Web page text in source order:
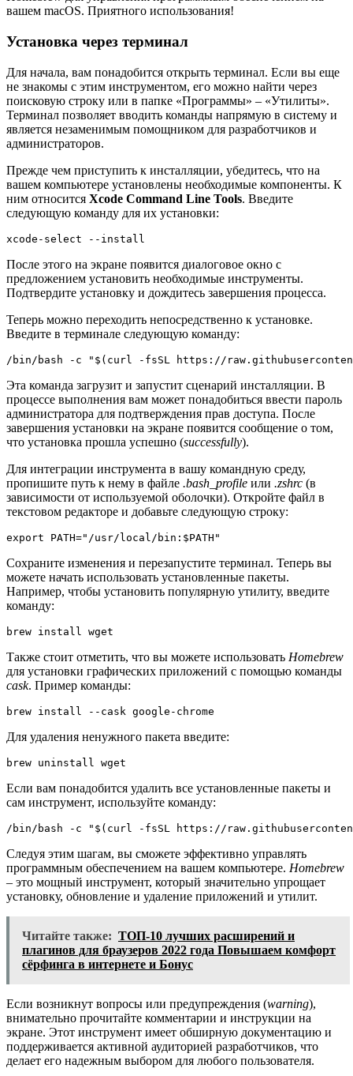
вашем macOS. Приятного использования!
Установка через терминал
Для начала, вам понадобится открыть терминал. Если вы еще
не знакомы с этим инструментом, его можно найти через
поисковую строку или в папке «Программы» – «Утилиты».
Терминал позволяет вводить команды напрямую в систему и
является незаменимым помощником для разработчиков и
администраторов.
Прежде чем приступить к инсталляции, убедитесь, что на
вашем компьютере установлены необходимые компоненты. К
ним относится Xcode Command Line Tools. Введите
следующую команду для их установки:
xcode-select --install
После этого на экране появится диалоговое окно с
предложением установить необходимые инструменты.
Подтвердите установку и дождитесь завершения процесса.
Теперь можно переходить непосредственно к установке.
Введите в терминале следующую команду:
/bin/bash -c "$(curl -fsSL https://
Эта команда загрузит и запустит сценарий инсталляции. В
процессе выполнения вам может понадобиться ввести пароль
администратора для подтверждения прав доступа. После
завершения установки на экране появится сообщение о том,
что установка прошла успешно (successfully).
Для интеграции инструмента в вашу командную среду,
пропишите путь к нему в файле .bash_profile или .zshrc (в
зависимости от используемой оболочки). Откройте файл в
текстовом редакторе и добавьте следующую строку:
export PATH="/usr/local/bin:$PATH"
Сохраните изменения и перезапустите терминал. Теперь вы
можете начать использовать установленные пакеты.
Например, чтобы установить популярную утилиту, введите
команду:
brew install wget
Также стоит отметить, что вы можете использовать Homebrew
для установки графических приложений с помощью команды
cask. Пример команды:
brew install --cask google-chrome
Для удаления ненужного пакета введите:
brew uninstall wget
Если вам понадобится удалить все установленные пакеты и
сам инструмент, используйте команду:
/bin/bash -c "$(curl -fsSL https://
Следуя этим шагам, вы сможете эффективно управлять
программным обеспечением на вашем компьютере. Homebrew
– это мощный инструмент, который значительно упрощает
установку, обновление и удаление приложений и утилит.
Читайте также: ТОП-10 лучших расширений и
плагинов для браузеров 2022 года Повышаем комфорт
сёрфинга в интернете и Бонус
Если возникнут вопросы или предупреждения (warning),
внимательно прочитайте комментарии и инструкции на
экране. Этот инструмент имеет обширную документацию и
поддерживается активной аудиторией разработчиков, что
делает его надежным выбором для любого пользователя.